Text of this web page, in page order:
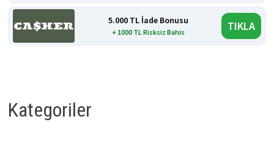
5.000 TL İade Bonusu
+ 1000 TL Risksiz Bahis TIKLA
Kategoriler